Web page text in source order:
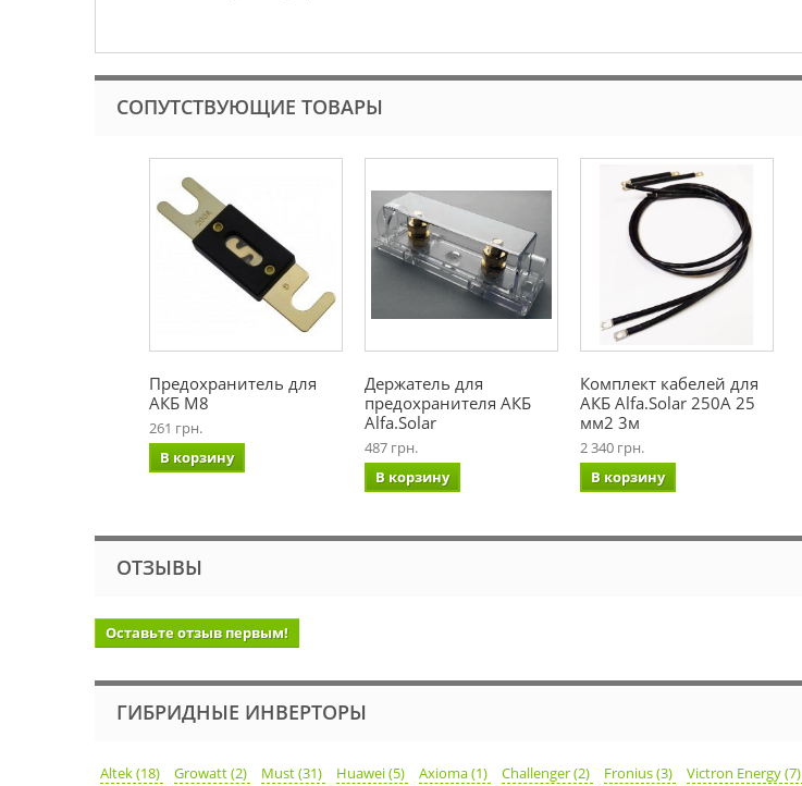
СОПУТСТВУЮЩИЕ ТОВАРЫ
Предохранитель для
АКБ М8
261 грн.
В корзину
Держатель для
предохранителя АКБ
Alfa.Solar
487 грн.
В корзину
Комплект кабелей для
АКБ Alfa.Solar 250А 25
мм2 3м
2 340 грн.
В корзину
ОТЗЫВЫ
Оставьте отзыв первым!
ГИБРИДНЫЕ ИНВЕРТОРЫ
Altek (18) Growatt (2) Must (31) Huawei (5) Axioma (1) Challenger (2) Fronius (3) Victron Energy (7)